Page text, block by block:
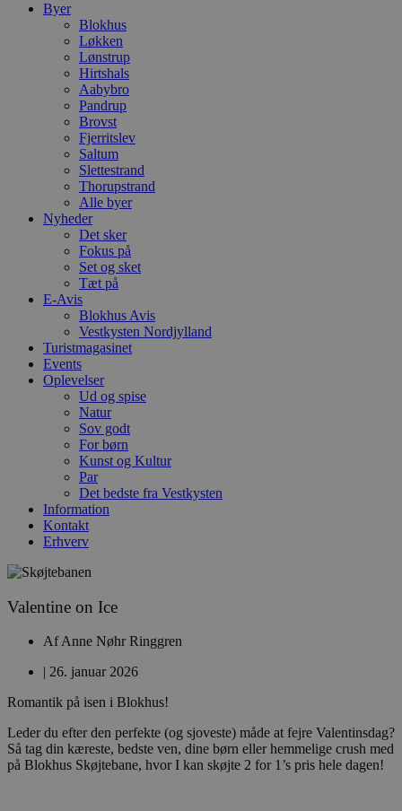
Byer
Blokhus
Løkken
Lønstrup
Hirtshals
Aabybro
Pandrup
Brovst
Fjerritslev
Saltum
Slettestrand
Thorupstrand
Alle byer
Nyheder
Det sker
Fokus på
Set og sket
Tæt på
E-Avis
Blokhus Avis
Vestkysten Nordjylland
Turistmagasinet
Events
Oplevelser
Ud og spise
Natur
Sov godt
For børn
Kunst og Kultur
Par
Det bedste fra Vestkysten
Information
Kontakt
Erhverv
Valentine on Ice
AfAnne Nøhr Ringgren
| 26. januar 2026
Romantik på isen i Blokhus!
Leder du efter den perfekte (og sjoveste) måde at fejre Valentinsdag?
Så tag din kæreste, bedste ven, dine børn eller hemmelige crush med
på Blokhus Skøjtebane, hvor I kan skøjte 2 for 1’s pris hele dagen!